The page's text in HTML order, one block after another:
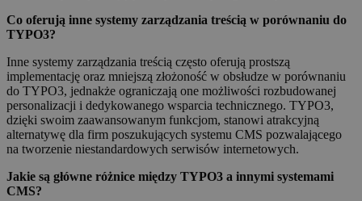
Co oferują inne systemy zarządzania treścią w porównaniu do
TYPO3?
Inne systemy zarządzania treścią często oferują prostszą
implementację oraz mniejszą złożoność w obsłudze w porównaniu
do TYPO3, jednakże ograniczają one możliwości rozbudowanej
personalizacji i dedykowanego wsparcia technicznego. TYPO3,
dzięki swoim zaawansowanym funkcjom, stanowi atrakcyjną
alternatywę dla firm poszukujących systemu CMS pozwalającego
na tworzenie niestandardowych serwisów internetowych.
Jakie są główne różnice między TYPO3 a innymi systemami
CMS?